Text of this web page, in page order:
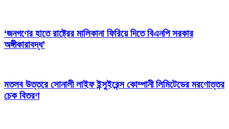
‘জনগণের হাতে রাষ্ট্রের মালিকানা ফিরিয়ে দিতে বিএনপি সরকার
অঙ্গীকারাবদ্ধ’
মতলব উত্তরে সোনালী লাইফ ইন্সুইরেন্স কোম্পানী লিমিটেডের মরণোত্তর
চেক বিতরণ